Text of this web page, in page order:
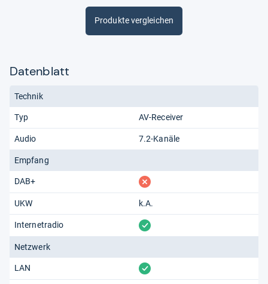
Produkte vergleichen
Datenblatt
Technik
Typ AV-Receiver
Audio 7.2-Kanäle
Empfang
DAB+ fehlt
UKW k.A.
Internetradio vorhanden
Netzwerk
LAN vorhanden